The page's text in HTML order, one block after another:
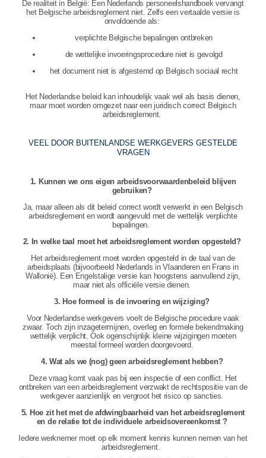
De realiteit in België: Een Nederlands personeelshandboek vervangt
het Belgische arbeidsreglement niet. Zelfs een vertaalde versie is
onvoldoende als:
verplichte Belgische bepalingen ontbreken
de wettelijke invoeringsprocedure niet is gevolgd
het document niet is afgestemd op Belgisch sociaal recht
Het Nederlandse beleid kan inhoudelijk vaak wel als basis dienen,
maar moet worden omgezet naar een juridisch correct Belgisch
arbeidsreglement.
VEEL DOOR BUITENLANDSE WERKGEVERS GESTELDE
VRAGEN
1. Kunnen we ons eigen arbeidsvoorwaardenbeleid blijven
gebruiken?
Ja, maar alleen als dit beleid correct wordt verwerkt in een Belgisch
arbeidsreglement en wordt aangevuld met de wettelijk verplichte
bepalingen.
2. In welke taal moet het arbeidsreglement worden opgesteld?
Het arbeidsreglement moet worden opgesteld in de taal van de
arbeidsplaats (bijvoorbeeld Nederlands in Vlaanderen en Frans in
Wallonië). Een Engelstalige versie kan hoogstens aanvullend zijn,
maar niet als officiële versie dienen.
3. Hoe formeel is de invoering en wijziging?
Voor Nederlandse werkgevers voelt de Belgische procedure vaak
zwaar. Toch zijn inzagetermijnen, overleg en formele bekendmaking
wettelijk verplicht. Ook ogenschijnlijk kleine wijzigingen moeten
meestal formeel worden doorgevoerd.
4. Wat als we (nog) geen arbeidsreglement hebben?
Deze vraag komt vaak pas bij een inspectie of een conflict. Het
ontbreken van een arbeidsreglement verzwakt de rechtspositie van de
werkgever aanzienlijk en vergroot het risico op sancties.
5. Hoe zit het met de afdwingbaarheid van het arbeidsreglement
en de relatie tot de individuele arbeidsovereenkomst ?
Iedere werknemer moet op elk moment kennis kunnen nemen van het
arbeidsreglement.